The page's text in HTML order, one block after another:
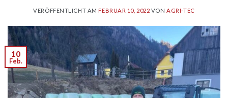
VERÖFFENTLICHT AMFEBRUAR 10, 2022 VON AGRI-TEC
10
Feb.